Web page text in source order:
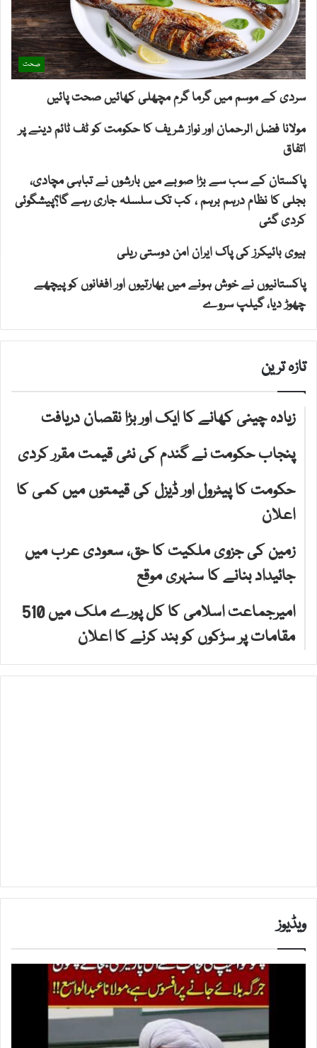
صحت
سردی کے موسم میں گرما گرم مچھلی کھائیں صحت پائیں
مولانا فضل الرحمان اور نواز شریف کا حکومت کو ٹف ٹائم دینے پر
اتفاق
پاکستان کے سب سے بڑا صوبے میں بارشوں نے تباہی مچادی،
بجلی کا نظام درہم برہم ، کب تک سلسلہ جاری رہے گا؟پیشگوئی
کردی گئی
ہیوی بائیکرز کی پاک ایران امن دوستی ریلی
پاکستانیوں نے خوش ہونے میں بھارتیوں اور افغانوں کو پیچھے
چھوڑ دیا، گیلپ سروے
تازہ ترین
زیادہ چینی کھانے کا ایک اور بڑا نقصان دریافت
پنجاب حکومت نے گندم کی نئی قیمت مقرر کردی
حکومت کا پیٹرول اور ڈیزل کی قیمتوں میں کمی کا
اعلان
زمین کی جزوی ملکیت کا حق، سعودی عرب میں
جائیداد بنانے کا سنہری موقع
امیرجماعت اسلامی کا کل پورے ملک میں 510
مقامات پر سڑکوں کو بند کرنے کا اعلان
ویڈیوز